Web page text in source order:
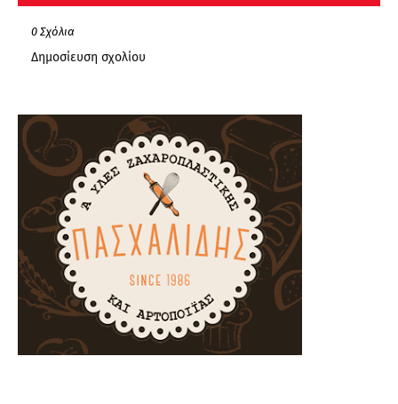
0 Σχόλια
Δημοσίευση σχολίου